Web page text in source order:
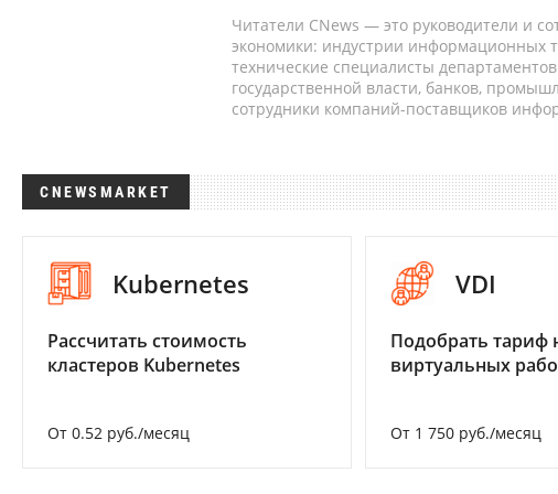
Читатели CNews — это руководители и
экономики: индустрии информационных
технические специалисты
государственной власти, банков,
сотрудники компаний-поставщиков
CNEWSMARKET
Kubernetes
Рассчитать стоимость
кластеров Kubernetes
От 0.52 руб./месяц
VDI
Подобрать тариф
виртуальных
От 1 750 руб./месяц